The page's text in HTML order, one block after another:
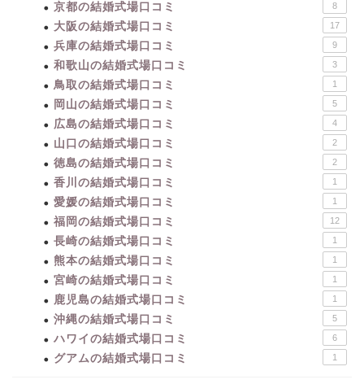
京都の結婚式場口コミ 8
大阪の結婚式場口コミ 17
兵庫の結婚式場口コミ 9
和歌山の結婚式場口コミ 3
鳥取の結婚式場口コミ 1
岡山の結婚式場口コミ 5
広島の結婚式場口コミ 4
山口の結婚式場口コミ 2
徳島の結婚式場口コミ 2
香川の結婚式場口コミ 1
愛媛の結婚式場口コミ 1
福岡の結婚式場口コミ 12
長崎の結婚式場口コミ 1
熊本の結婚式場口コミ 1
宮崎の結婚式場口コミ 1
鹿児島の結婚式場口コミ 1
沖縄の結婚式場口コミ 5
ハワイの結婚式場口コミ 6
グアムの結婚式場口コミ 1